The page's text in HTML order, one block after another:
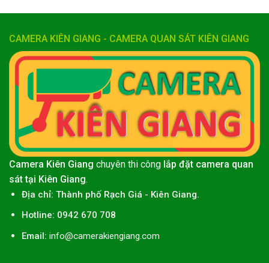
CAMERA KIÊN GIANG - CAMERA QUAN SÁT KIÊN GIANG
Camera Kiên Giang chuyên thi công lắp đặt camera quan
sát tại Kiên Giang.
Địa chỉ: Thành phố Rạch Giá - Kiên Giang.
Hotline: 0942 670 708
Email: info@camerakiengiang.com